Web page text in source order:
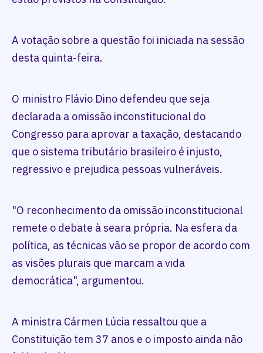
A votação sobre a questão foi iniciada na sessão
desta quinta-feira.
O ministro Flávio Dino defendeu que seja
declarada a omissão inconstitucional do
Congresso para aprovar a taxação, destacando
que o sistema tributário brasileiro é injusto,
regressivo e prejudica pessoas vulneráveis.
"O reconhecimento da omissão inconstitucional
remete o debate à seara própria. Na esfera da
política, as técnicas vão se propor de acordo com
as visões plurais que marcam a vida
democrática", argumentou.
A ministra Cármen Lúcia ressaltou que a
Constituição tem 37 anos e o imposto ainda não